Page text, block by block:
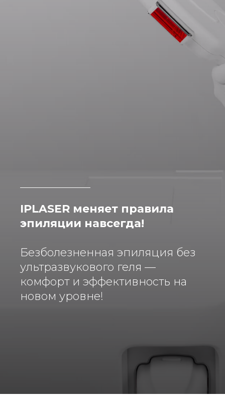
IPLASER меняет правила
эпиляции навсегда!
Безболезненная эпиляция без
ультразвукового геля —
комфорт и эффективность на
новом уровне!